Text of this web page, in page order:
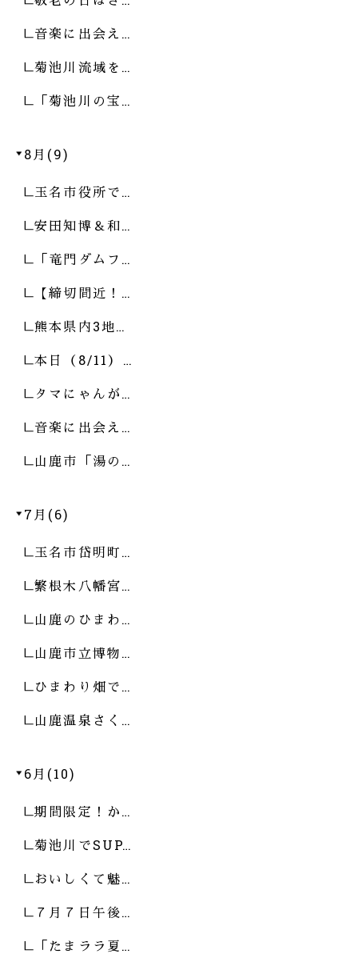
音楽に出会え…
菊池川流域を…
「菊池川の宝…
8月(9)
玉名市役所で…
安田知博＆和…
「竜門ダムフ…
【締切間近！…
熊本県内3地…
本日（8/11）…
タマにゃんが…
音楽に出会え…
山鹿市「湯の…
7月(6)
玉名市岱明町…
繁根木八幡宮…
山鹿のひまわ…
山鹿市立博物…
ひまわり畑で…
山鹿温泉さく…
6月(10)
期間限定！か…
菊池川でSUP…
おいしくて魅…
７月７日午後…
「たまララ夏…